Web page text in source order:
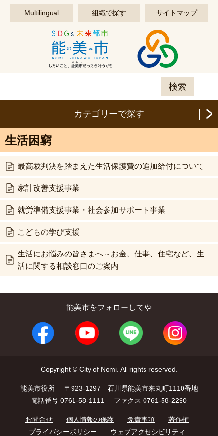
このページの本文へ移動する
Multilingual 組織で探す サイトマップ
カテゴリーで探す
生活困窮
最高裁判決を踏まえた生活保護費の追加給付について
家計改善支援事業
就労準備支援事業・社会参加サポート事業
こどもの学び支援
生活にお悩みの皆さまへ～お金、仕事、住宅など、生
活に関する相談窓口のご案内
能美市をフォローしてや
Copyright © City of Nomi. All rights reserved.
能美市役所
〒923-1297 石川県能美市来丸町1110番地
電話番号 0761-58-1111
ファクス 0761-58-2290
お問合せ 個人情報の保護 免責事項
著作権
プライバシーポリシー
ウェブアクセシビリティ